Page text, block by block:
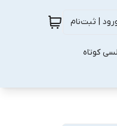
| ثبت‌نام
کوتاه